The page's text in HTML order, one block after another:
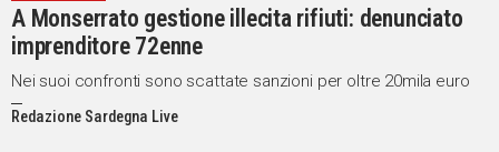
A Monserrato gestione illecita rifiuti: denunciato
imprenditore 72enne
Nei suoi confronti sono scattate sanzioni per oltre 20mila euro
Redazione Sardegna Live